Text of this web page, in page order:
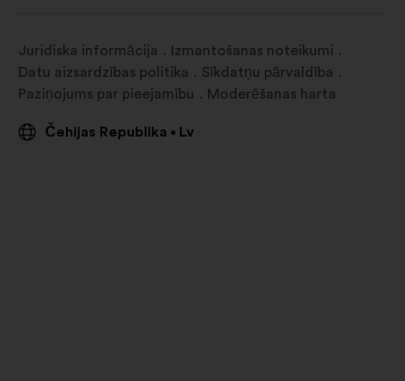
Juridiska informācija
Izmantošanas noteikumi
Datu aizsardzības politika
Sīkdatņu pārvaldība
Paziņojums par pieejamību
Moderēšanas harta
Čehijas Republika • Lv